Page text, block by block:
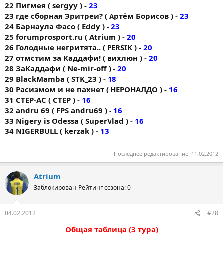
22 Пигмея ( sergyy ) - 23
23 где сборная Эритреи? ( Артём Борисов ) - 23
24 Барнаула Фасо ( Eddy ) - 23
25 forumprоsport.ru ( Atrium ) - 20
26 Голодные негритята.. ( PERSIK ) - 20
27 отмстим за Каддафи! ( вихлюн ) - 20
28 ЗаКаддафи ( Ne-mir-off ) - 20
29 BlackMamba ( STK_23 ) - 18
30 Расизмом и не пахнет ( НЕРОНАЛДО ) - 16
31 CTEP-AC ( CTEP ) - 16
32 andru 69 ( FPS andru69 ) - 16
33 Nigery is Odessa ( SuperVlad ) - 16
34 NIGERBULL ( kerzak ) - 13
Последнее редактирование: 11.02.2012
Atrium
Заблокирован Рейтинг сезона: 0
04.02.2012 #28
Общая таблица (3 тура)